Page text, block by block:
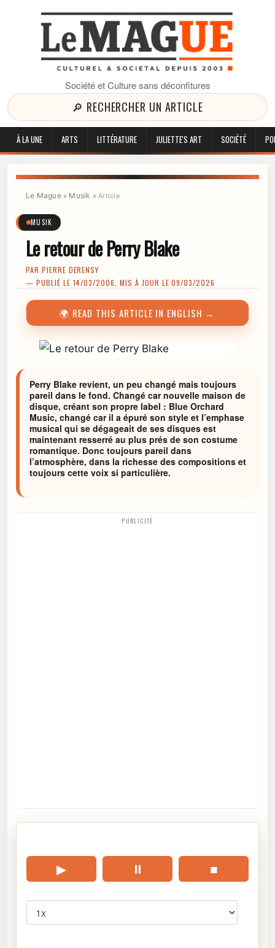
Société et Culture sans déconfitures
🔎 RECHERCHER UN ARTICLE
À LA UNE ARTS LITTÉRATURE JULIETTE'S ART SOCIÉTÉ
Le Mague» Musik »Article
MUSIK
Le retour de Perry Blake
PAR PIERRE DERENSY
— PUBLIÉ LE 14/03/2006, MIS À JOUR LE 09/03/2026
🌍 READ THIS ARTICLE IN ENGLISH →
Perry Blake revient, un peu changé mais toujours
pareil dans le fond. Changé car nouvelle maison de
disque, créant son propre label : Blue Orchard
Music, changé car il a épuré son style et l’emphase
musical qui se dégageait de ses disques est
maintenant resserré au plus prés de son costume
romantique. Donc toujours pareil dans
l’atmosphère, dans la richesse des compositions et
toujours cette voix si particulière.
PUBLICITÉ
▶ ⏸ ■